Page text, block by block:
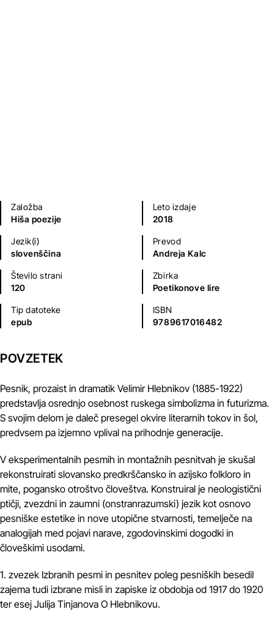
Založba
Hiša poezije
Leto izdaje
2018
Jezik(i)
slovenščina
Prevod
Andreja Kalc
Število strani
120
Zbirka
Poetikonove lire
Tip datoteke
epub
ISBN
9789617016482
POVZETEK
Pesnik, prozaist in dramatik Velimir Hlebnikov (1885-1922)
predstavlja osrednjo osebnost ruskega simbolizma in futurizma.
S svojim delom je daleč presegel okvire literarnih tokov in šol,
predvsem pa izjemno vplival na prihodnje generacije.
V eksperimentalnih pesmih in montažnih pesnitvah je skušal
rekonstruirati slovansko predkrščansko in azijsko folkloro in
mite, pogansko otroštvo človeštva. Konstruiral je neologistični
ptičji, zvezdni in zaumni (onstranrazumski) jezik kot osnovo
pesniške estetike in nove utopične stvarnosti, temelječe na
analogijah med pojavi narave, zgodovinskimi dogodki in
človeškimi usodami.
1. zvezek Izbranih pesmi in pesnitev poleg pesniških besedil
zajema tudi izbrane misli in zapiske iz obdobja od 1917 do 1920
ter esej Julija Tinjanova O Hlebnikovu.